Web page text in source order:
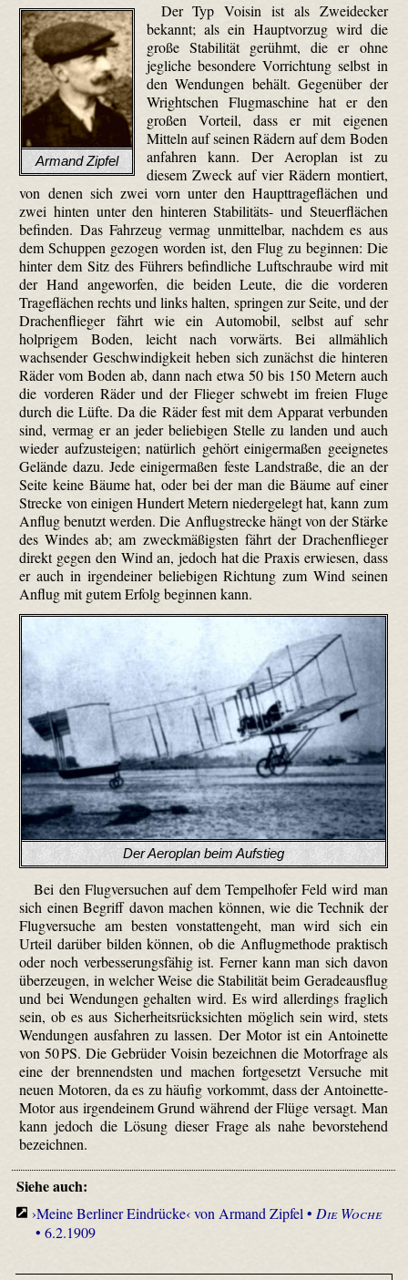
Armand Zipfel
Der Typ Voisin ist als Zweidecker
bekannt; als ein Hauptvorzug wird die
große Stabilität gerühmt, die er ohne
jegliche besondere Vorrichtung selbst in
den Wendungen behält. Gegenüber der
Wrightschen Flugmaschine hat er den
großen Vorteil, dass er mit eigenen
Mitteln auf seinen Rädern auf dem Boden
anfahren kann. Der Aeroplan ist zu
diesem Zweck auf vier Rädern montiert,
von denen sich zwei vorn unter den Haupttrageflächen und
zwei hinten unter den hinteren Stabilitäts- und Steuerflächen
befinden. Das Fahrzeug vermag unmittelbar, nachdem es aus
dem Schuppen gezogen worden ist, den Flug zu beginnen: Die
hinter dem Sitz des Führers befindliche Luftschraube wird mit
der Hand angeworfen, die beiden Leute, die die vorderen
Trageflächen rechts und links halten, springen zur Seite, und der
Drachenflieger fährt wie ein Automobil, selbst auf sehr
holprigem Boden, leicht nach vorwärts. Bei allmählich
wachsender Geschwindigkeit heben sich zunächst die hinteren
Räder vom Boden ab, dann nach etwa 50 bis 150 Metern auch
die vorderen Räder und der Flieger schwebt im freien Fluge
durch die Lüfte. Da die Räder fest mit dem Apparat verbunden
sind, vermag er an jeder beliebigen Stelle zu landen und auch
wieder aufzusteigen; natürlich gehört einigermaßen geeignetes
Gelände dazu. Jede einigermaßen feste Landstraße, die an der
Seite keine Bäume hat, oder bei der man die Bäume auf einer
Strecke von einigen Hundert Metern niedergelegt hat, kann zum
Anflug benutzt werden. Die Anflugstrecke hängt von der Stärke
des Windes ab; am zweckmäßigsten fährt der Drachenflieger
direkt gegen den Wind an, jedoch hat die Praxis erwiesen, dass
er auch in irgendeiner beliebigen Richtung zum Wind seinen
Anflug mit gutem Erfolg beginnen kann.
Der Aeroplan beim Aufstieg
Bei den Flugversuchen auf dem Tempelhofer Feld wird man
sich einen Begriff davon machen können, wie die Technik der
Flugversuche am besten vonstattengeht, man wird sich ein
Urteil darüber bilden können, ob die Anflugmethode praktisch
oder noch verbesserungsfähig ist. Ferner kann man sich davon
überzeugen, in welcher Weise die Stabilität beim Geradeausflug
und bei Wendungen gehalten wird. Es wird allerdings fraglich
sein, ob es aus Sicherheitsrücksichten möglich sein wird, stets
Wendungen ausfahren zu lassen. Der Motor ist ein Antoinette
von 50 PS. Die Gebrüder Voisin bezeichnen die Motorfrage als
eine der brennendsten und machen fortgesetzt Versuche mit
neuen Motoren, da es zu häufig vorkommt, dass der Antoinette-
Motor aus irgendeinem Grund während der Flüge versagt. Man
kann jedoch die Lösung dieser Frage als nahe bevorstehend
bezeichnen.
Siehe auch:
›Meine Berliner Eindrücke‹ von Armand Zipfel • Die Woche
• 6.2.1909